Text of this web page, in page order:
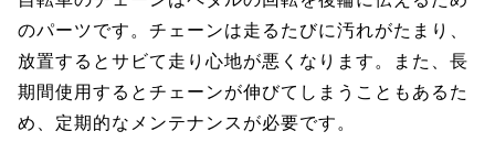
のパーツです。チェーンは走るたびに汚れがたまり、
放置するとサビて走り心地が悪くなります。また、長
期間使用するとチェーンが伸びてしまうこともあるた
め、定期的なメンテナンスが必要です。